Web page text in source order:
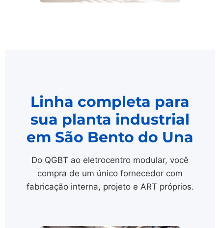
Linha completa para
sua planta industrial
em São Bento do Una
Do QGBT ao eletrocentro modular, você
compra de um único fornecedor com
fabricação interna, projeto e ART próprios.